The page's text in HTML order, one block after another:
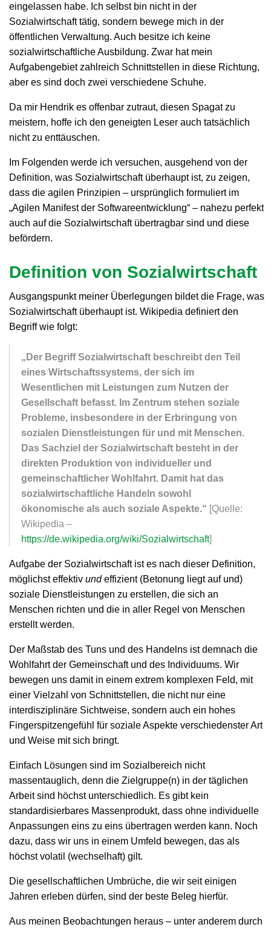
eingelassen habe. Ich selbst bin nicht in der
Sozialwirtschaft tätig, sondern bewege mich in der
öffentlichen Verwaltung. Auch besitze ich keine
sozialwirtschaftliche Ausbildung. Zwar hat mein
Aufgabengebiet zahlreich Schnittstellen in diese Richtung,
aber es sind doch zwei verschiedene Schuhe.
Da mir Hendrik es offenbar zutraut, diesen Spagat zu
meistern, hoffe ich den geneigten Leser auch tatsächlich
nicht zu enttäuschen.
Im Folgenden werde ich versuchen, ausgehend von der
Definition, was Sozialwirtschaft überhaupt ist, zu zeigen,
dass die agilen Prinzipien – ursprünglich formuliert im
„Agilen Manifest der Softwareentwicklung“ – nahezu perfekt
auch auf die Sozialwirtschaft übertragbar sind und diese
befördern.
Definition von Sozialwirtschaft
Ausgangspunkt meiner Überlegungen bildet die Frage, was
Sozialwirtschaft überhaupt ist. Wikipedia definiert den
Begriff wie folgt:
„Der Begriff Sozialwirtschaft beschreibt den Teil
eines Wirtschaftssystems, der sich im
Wesentlichen mit Leistungen zum Nutzen der
Gesellschaft befasst. Im Zentrum stehen soziale
Probleme, insbesondere in der Erbringung von
sozialen Dienstleistungen für und mit Menschen.
Das Sachziel der Sozialwirtschaft besteht in der
direkten Produktion von individueller und
gemeinschaftlicher Wohlfahrt. Damit hat das
sozialwirtschaftliche Handeln sowohl
ökonomische als auch soziale Aspekte.“ [Quelle:
Wikipedia –
https://de.wikipedia.org/wiki/Sozialwirtschaft]
Aufgabe der Sozialwirtschaft ist es nach dieser Definition,
möglichst effektiv undeffizient (Betonung liegt auf und)
soziale Dienstleistungen zu erstellen, die sich an
Menschen richten und die in aller Regel von Menschen
erstellt werden.
Der Maßstab des Tuns und des Handelns ist demnach die
Wohlfahrt der Gemeinschaft und des Individuums. Wir
bewegen uns damit in einem extrem komplexen Feld, mit
einer Vielzahl von Schnittstellen, die nicht nur eine
interdisziplinäre Sichtweise, sondern auch ein hohes
Fingerspitzengefühl für soziale Aspekte verschiedenster Art
und Weise mit sich bringt.
Einfach Lösungen sind im Sozialbereich nicht
massentauglich, denn die Zielgruppe(n) in der täglichen
Arbeit sind höchst unterschiedlich. Es gibt kein
standardisierbares Massenprodukt, dass ohne individuelle
Anpassungen eins zu eins übertragen werden kann. Noch
dazu, dass wir uns in einem Umfeld bewegen, das als
höchst volatil (wechselhaft) gilt.
Die gesellschaftlichen Umbrüche, die wir seit einigen
Jahren erleben dürfen, sind der beste Beleg hierfür.
Aus meinen Beobachtungen heraus – unter anderem durch